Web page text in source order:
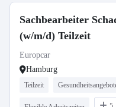
Sachbearbeiter
(w/m/d) Teilzeit
Europcar
Hamburg
Teilzeit